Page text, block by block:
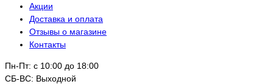
Акции
Доставка и оплата
Отзывы о магазине
Контакты
Пн-Пт: с 10:00 до 18:00
СБ-ВС: Выходной